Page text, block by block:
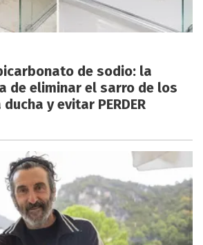
de sodio: la
de eliminar el sarro de los
y evitar PERDER